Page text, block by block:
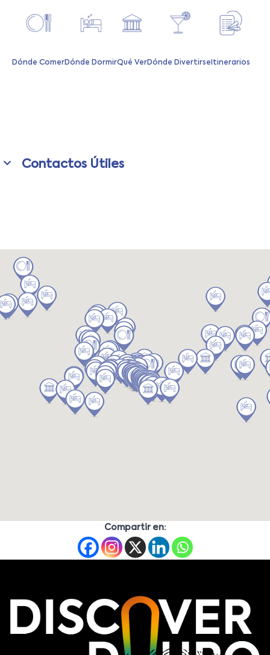
Dónde ComerDónde DormirQué VerDónde Divertirse Itinerarios
Contactos Útiles
Compartir en: